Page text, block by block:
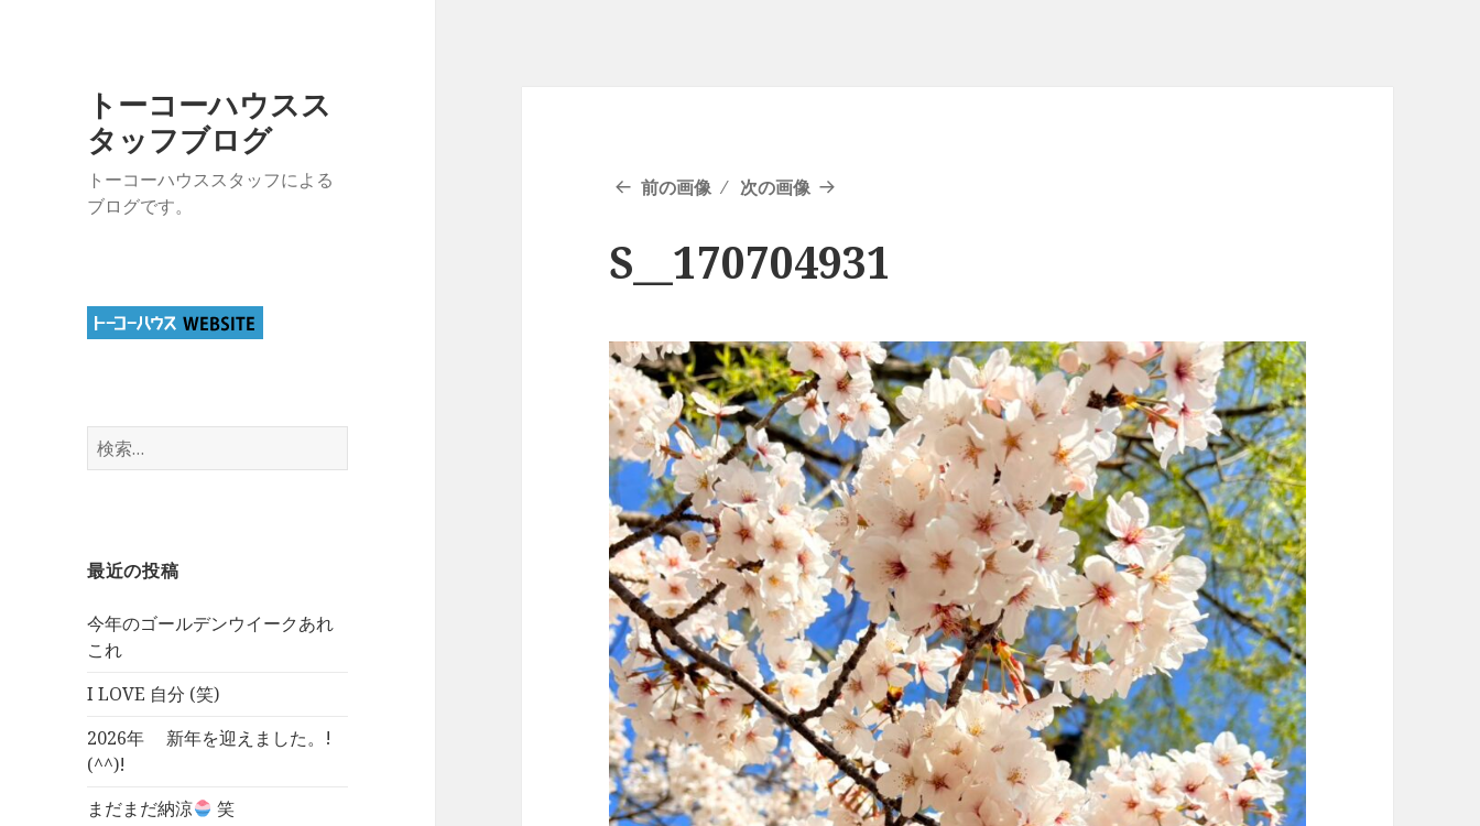
トーコーハウスス
タッフブログ
トーコーハウススタッフによる
ブログです。
検
索:
最近の投稿
今年のゴールデンウイークあれ
これ
I LOVE 自分 (笑)
2026年 新年を迎えました。!
(^^)!
まだまだ納涼
笑
前の画像 次の画像
S__170704931